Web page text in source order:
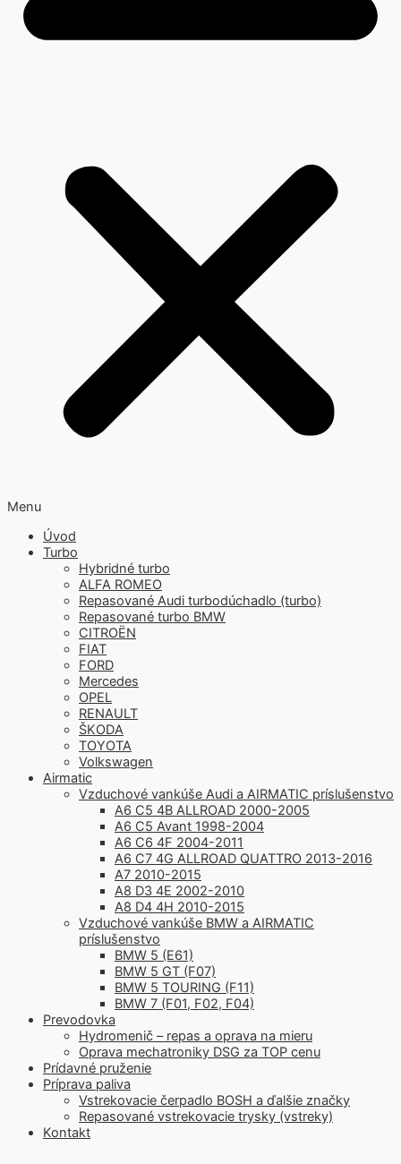
Menu
Úvod
Turbo
Hybridné turbo
ALFA ROMEO
Repasované Audi turbodúchadlo (turbo)
Repasované turbo BMW
CITROËN
FIAT
FORD
Mercedes
OPEL
RENAULT
ŠKODA
TOYOTA
Volkswagen
Airmatic
Vzduchové vankúše Audi a AIRMATIC príslušenstvo
A6 C5 4B ALLROAD 2000-2005
A6 C5 Avant 1998-2004
A6 C6 4F 2004-2011
A6 C7 4G ALLROAD QUATTRO 2013-2016
A7 2010-2015
A8 D3 4E 2002-2010
A8 D4 4H 2010-2015
Vzduchové vankúše BMW a AIRMATIC
príslušenstvo
BMW 5 (E61)
BMW 5 GT (F07)
BMW 5 TOURING (F11)
BMW 7 (F01, F02, F04)
Prevodovka
Hydromenič – repas a oprava na mieru
Oprava mechatroniky DSG za TOP cenu
Prídavné pruženie
Príprava paliva
Vstrekovacie čerpadlo BOSH a ďalšie značky
Repasované vstrekovacie trysky (vstreky)
Kontakt